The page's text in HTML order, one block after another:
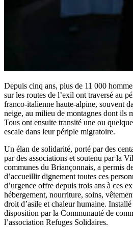
Depuis cinq ans, plus de 11 000
sur les routes de l’exil ont traversé au
franco-italienne haute-alpine, souvent
neige, au milieu de montagnes dont ils
Tous ont ensuite transité une ou
escale dans leur périple migratoire.
Un élan de solidarité, porté par des
par des associations et soutenu par la
communes du Briançonnais, a permis
d’accueillir dignement toutes ces
d’urgence offre depuis trois ans à ces
hébergement, nourriture, soins,
droit d’asile et chaleur humaine.
disposition par la Communauté de
l’association Refuges Solidaires.